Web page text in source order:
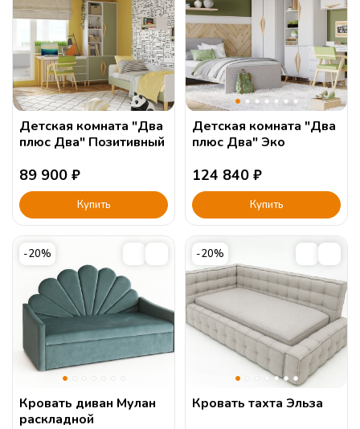
Детская комната "Два
плюс Два" Позитивный
89 900 ₽
Купить
Детская комната "Два
плюс Два" Эко
124 840 ₽
Купить
-20%
Кровать диван Мулан
раскладной
-20%
Кровать тахта Эльза